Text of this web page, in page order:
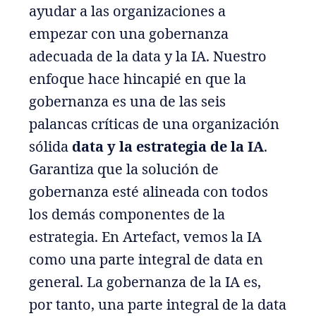
ayudar a las organizaciones a
empezar con una gobernanza
adecuada de la data y la IA. Nuestro
enfoque hace hincapié en que la
gobernanza es una de las seis
palancas críticas de una organización
sólidadata y la estrategia de la IA.
Garantiza que la solución de
gobernanza esté alineada con todos
los demás componentes de la
estrategia. En Artefact, vemos la IA
como una parte integral de data en
general. La gobernanza de la IA es,
por tanto, una parte integral de la data